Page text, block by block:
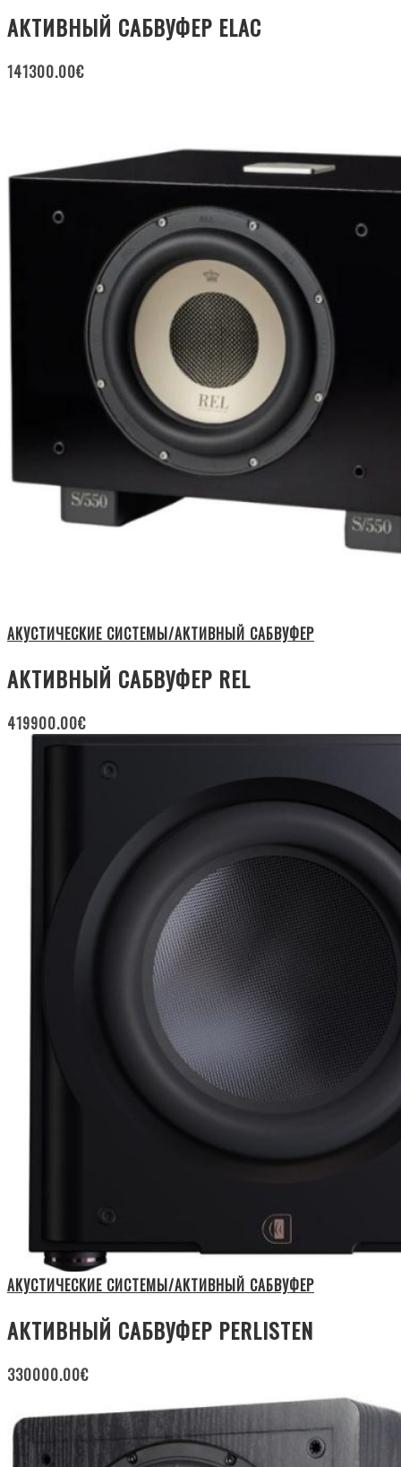
АКТИВНЫЙ САБВУФЕР ELAC
141300.00€
АКУСТИЧЕСКИЕ СИСТЕМЫ/АКТИВНЫЙ САБВУФЕР
АКТИВНЫЙ САБВУФЕР REL
419900.00€
АКУСТИЧЕСКИЕ СИСТЕМЫ/АКТИВНЫЙ САБВУФЕР
АКТИВНЫЙ САБВУФЕР PERLISTEN
330000.00€